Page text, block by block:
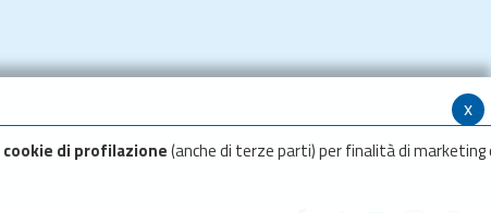
x
cookie di profilazione(anche di terze parti) per finalità di marketing